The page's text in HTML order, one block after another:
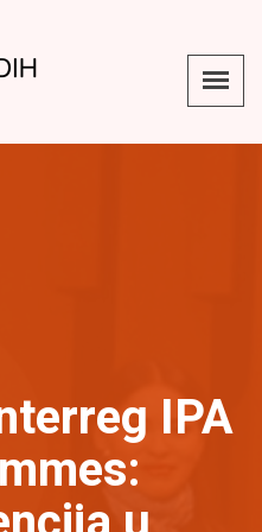
IPA